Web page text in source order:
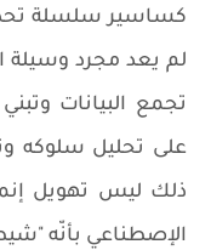
كساسير سلسلة
لم يعد مجرد وسيلة
تجمع البيانات
على تحليل سلوكه
ذلك ليس تهويل
الإصطناعي بأنّه